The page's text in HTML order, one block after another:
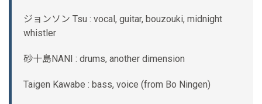
ジョンソン Tsu : vocal, guitar, bouzouki, midnight
whistler
砂十島NANI : drums, another dimension
Taigen Kawabe : bass, voice (from Bo Ningen)